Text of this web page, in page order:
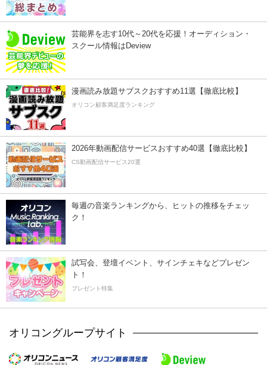
芸能界を志す10代～20代を応援！オーディション・
スクール情報はDeview
漫画読み放題サブスクおすすめ11選【徹底比較】
オリコン顧客満足度ランキング
2026年動画配信サービスおすすめ40選【徹底比較】
CS動画配信サービス20選
毎週の音楽ランキングから、ヒットの推移をチェッ
ク！
試写会、登壇イベント、サインチェキなどプレゼン
ト！
プレゼント特集
オリコングループサイト